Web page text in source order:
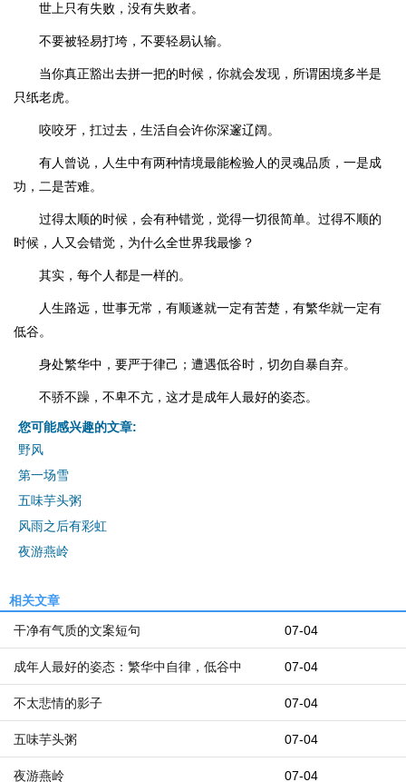
世上只有失败，没有失败者。
不要被轻易打垮，不要轻易认输。
当你真正豁出去拼一把的时候，你就会发现，所谓困境多半是
只纸老虎。
咬咬牙，扛过去，生活自会许你深邃辽阔。
有人曾说，人生中有两种情境最能检验人的灵魂品质，一是成
功，二是苦难。
过得太顺的时候，会有种错觉，觉得一切很简单。过得不顺的
时候，人又会错觉，为什么全世界我最惨？
其实，每个人都是一样的。
人生路远，世事无常，有顺遂就一定有苦楚，有繁华就一定有
低谷。
身处繁华中，要严于律己；遭遇低谷时，切勿自暴自弃。
不骄不躁，不卑不亢，这才是成年人最好的姿态。
您可能感兴趣的文章:
野风
第一场雪
五味芋头粥
风雨之后有彩虹
夜游燕岭
相关文章
07-04
干净有气质的文案短句
07-04
成年人最好的姿态：繁华中自律，低谷中
07-04
不太悲情的影子
07-04
五味芋头粥
07-04
夜游燕岭